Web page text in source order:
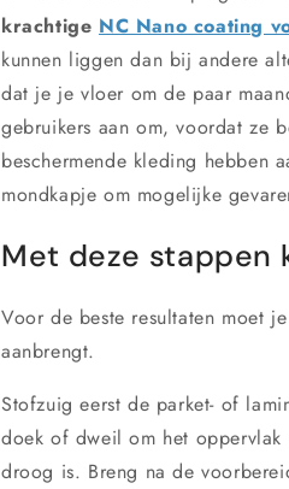
krachtige NC Nano coating
kunnen liggen dan bij andere
dat je je vloer om de paar
gebruikers aan om, voordat ze
beschermende kleding hebben
mondkapje om mogelijke
Met deze stappen
Voor de beste resultaten moet
aanbrengt.
Stofzuig eerst de parket- of
doek of dweil om het oppervlak
droog is. Breng na de